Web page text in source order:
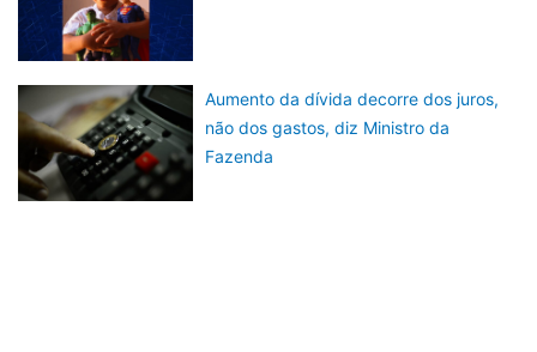
Aumento da dívida decorre dos juros,
não dos gastos, diz Ministro da
Fazenda